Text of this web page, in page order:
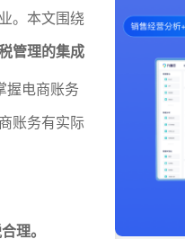
。本文围绕
管理的集成
握电商账务
账务有实际
理。